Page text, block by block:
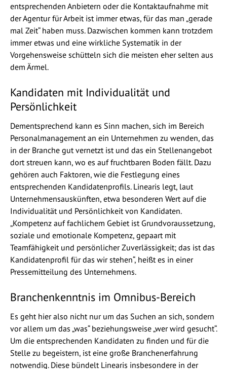
entsprechenden Anbietern oder die Kontaktaufnahme mit
der Agentur für Arbeit ist immer etwas, für das man „gerade
mal Zeit“ haben muss. Dazwischen kommen kann trotzdem
immer etwas und eine wirkliche Systematik in der
Vorgehensweise schütteln sich die meisten eher selten aus
dem Ärmel.
Kandidaten mit Individualität und
Persönlichkeit
Dementsprechend kann es Sinn machen, sich im Bereich
Personalmanagement an ein Unternehmen zu wenden, das
in der Branche gut vernetzt ist und das ein Stellenangebot
dort streuen kann, wo es auf fruchtbaren Boden fällt. Dazu
gehören auch Faktoren, wie die Festlegung eines
entsprechenden Kandidatenprofils. Linearis legt, laut
Unternehmensauskünften, etwa besonderen Wert auf die
Individualität und Persönlichkeit von Kandidaten.
„Kompetenz auf fachlichem Gebiet ist Grundvoraussetzung,
soziale und emotionale Kompetenz, gepaart mit
Teamfähigkeit und persönlicher Zuverlässigkeit; das ist das
Kandidatenprofil für das wir stehen“, heißt es in einer
Pressemitteilung des Unternehmens.
Branchenkenntnis im Omnibus-Bereich
Es geht hier also nicht nur um das Suchen an sich, sondern
vor allem um das „was“ beziehungsweise „wer wird gesucht“.
Um die entsprechenden Kandidaten zu finden und für die
Stelle zu begeistern, ist eine große Branchenerfahrung
notwendig. Diese bündelt Linearis insbesondere in der